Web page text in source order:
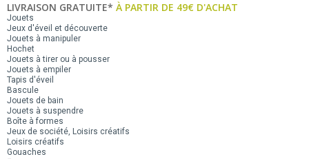
LIVRAISON GRATUITE* À PARTIR DE 49€ D'ACHAT
Jouets
Jeux d'éveil et découverte
Jouets à manipuler
Hochet
Jouets à tirer ou à pousser
Jouets à empiler
Tapis d'éveil
Bascule
Jouets de bain
Jouets à suspendre
Boîte à formes
Jeux de société, Loisirs créatifs
Loisirs créatifs
Gouaches